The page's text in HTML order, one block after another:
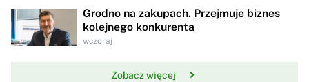
Grodno na zakupach. Przejmuje biznes
kolejnego konkurenta
wczoraj
Zobacz więcej